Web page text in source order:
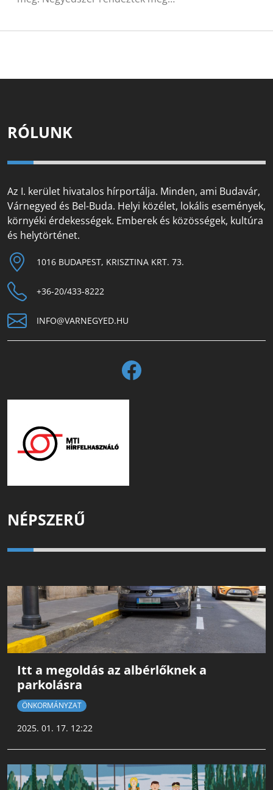
RÓLUNK
Az I. kerület hivatalos hírportálja. Minden, ami Budavár,
Várnegyed és Bel-Buda. Helyi közélet, lokális események,
környéki érdekességek. Emberek és közösségek, kultúra
és helytörténet.
1016 BUDAPEST, KRISZTINA KRT. 73.
+36-20/433-8222
INFO@VARNEGYED.HU
NÉPSZERŰ
Itt a megoldás az albérlőknek a
parkolásra
ÖNKORMÁNYZAT
2025. 01. 17. 12:22